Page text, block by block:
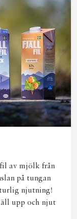
av mjölk från
på tungan
njutning!
upp och njut